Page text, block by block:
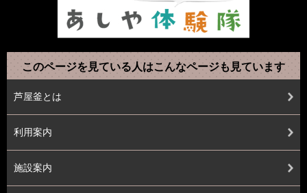
このページを見ている人はこんなページも見ています
芦屋釜とは
利用案内
施設案内